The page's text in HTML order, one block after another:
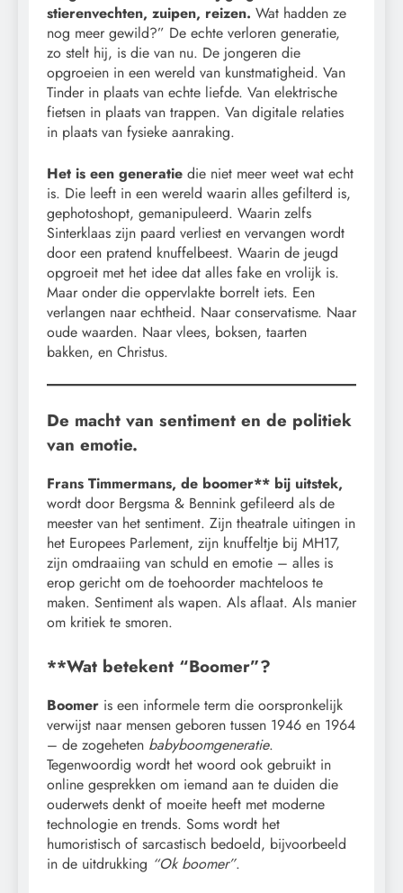
stierenvechten, zuipen, reizen. Wat hadden ze
nog meer gewild?” De echte verloren generatie,
zo stelt hij, is die van nu. De jongeren die
opgroeien in een wereld van kunstmatigheid. Van
Tinder in plaats van echte liefde. Van elektrische
fietsen in plaats van trappen. Van digitale relaties
in plaats van fysieke aanraking.
Het is een generatie die niet meer weet wat echt
is. Die leeft in een wereld waarin alles gefilterd is,
gephotoshopt, gemanipuleerd. Waarin zelfs
Sinterklaas zijn paard verliest en vervangen wordt
door een pratend knuffelbeest. Waarin de jeugd
opgroeit met het idee dat alles fake en vrolijk is.
Maar onder die oppervlakte borrelt iets. Een
verlangen naar echtheid. Naar conservatisme. Naar
oude waarden. Naar vlees, boksen, taarten
bakken, en Christus.
De macht van sentiment en de politiek
van emotie.
Frans Timmermans, de boomer** bij uitstek,
wordt door Bergsma & Bennink gefileerd als de
meester van het sentiment. Zijn theatrale uitingen in
het Europees Parlement, zijn knuffeltje bij MH17,
zijn omdraaiing van schuld en emotie – alles is
erop gericht om de toehoorder machteloos te
maken. Sentiment als wapen. Als aflaat. Als manier
om kritiek te smoren.
**Wat betekent “Boomer”?
Boomer is een informele term die oorspronkelijk
verwijst naar mensen geboren tussen 1946 en 1964
– de zogeheten babyboomgeneratie.
Tegenwoordig wordt het woord ook gebruikt in
online gesprekken om iemand aan te duiden die
ouderwets denkt of moeite heeft met moderne
technologie en trends. Soms wordt het
humoristisch of sarcastisch bedoeld, bijvoorbeeld
in de uitdrukking “Ok boomer”.